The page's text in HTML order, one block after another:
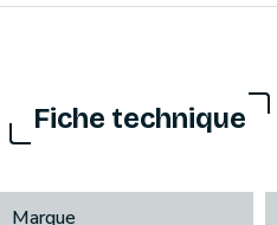
Fiche technique
Marque